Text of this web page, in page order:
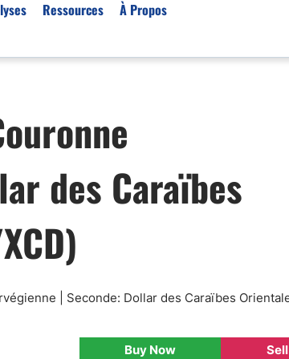
Courtiers
Ressources À Propos
des Caraïbes
| Seconde: Dollar des Caraïbes
Buy Now